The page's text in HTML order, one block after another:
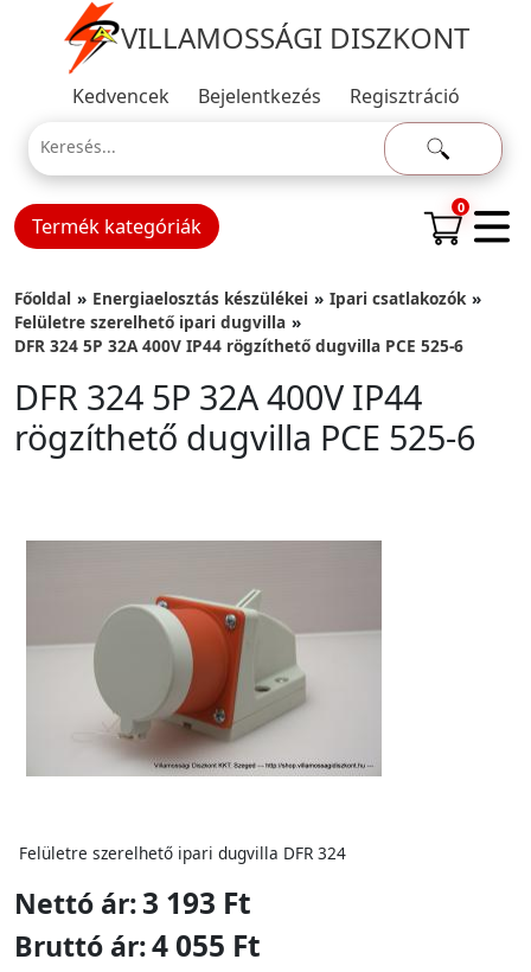
VILLAMOSSÁGI DISZKONT
Kedvencek Bejelentkezés Regisztráció
Termék kategóriák
0
Főoldal Energiaelosztás készülékei
Ipari csatlakozók
Felületre szerelhető ipari dugvilla
DFR 324 5P 32A 400V IP44 rögzíthető dugvilla PCE 525-6
DFR 324 5P 32A 400V IP44
rögzíthető dugvilla PCE 525-6
Felületre szerelhető ipari dugvilla DFR 324
Nettó ár:3 193 Ft
Bruttó ár:4 055 Ft